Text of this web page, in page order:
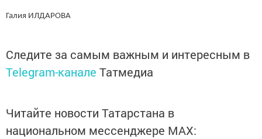
Галия ИЛДАРОВА
Следите за самым важным и интересным в
Telegram-канале Татмедиа
Читайте новости Татарстана в
национальном мессенджере MАХ: